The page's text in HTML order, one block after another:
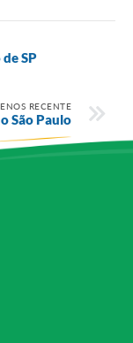
SP
RECENTE
São Paulo